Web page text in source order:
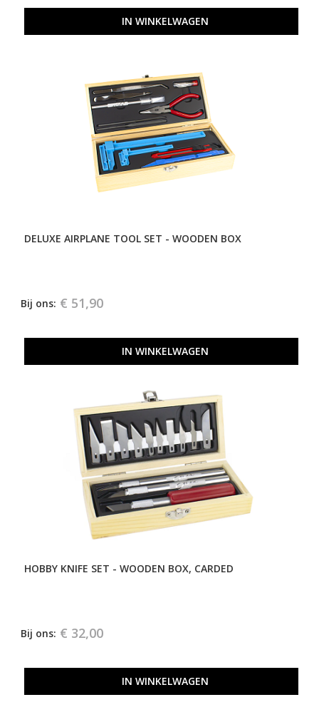
IN WINKELWAGEN
DELUXE AIRPLANE TOOL SET - WOODEN BOX
Bij ons: € 51,90
IN WINKELWAGEN
HOBBY KNIFE SET - WOODEN BOX, CARDED
Bij ons: € 32,00
IN WINKELWAGEN